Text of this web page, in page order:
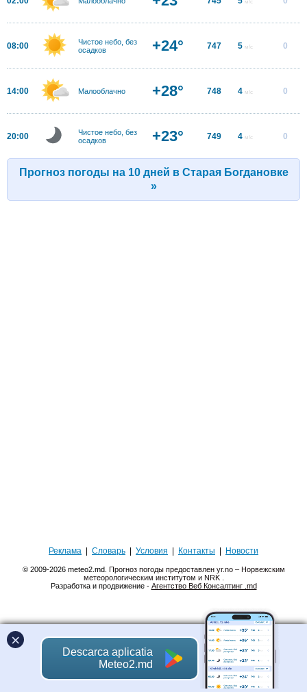
08:00
Чистое небо, без
осадков
+24° 747 5 м/с 0
14:00 Малооблачно +28° 748 4 м/с 0
20:00
Чистое небо, без
осадков
+23° 749 4 м/с 0
Прогноз погоды на 10 дней в Старая Богдановке
»
Реклама Словарь Условия Контакты Новости
© 2009-2026 meteo2.md. Прогноз погоды предоставлен yr.no – Норвежским
метеорологическим институтом и NRK .
Разработка и продвижение - Агентство Веб Консалтинг .md
×
Descarca aplicatia
Meteo2.md